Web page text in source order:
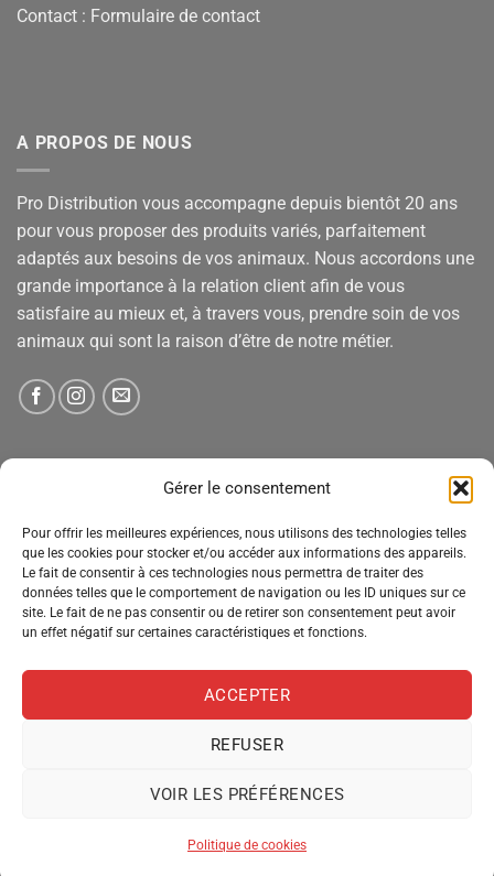
Gérer le consentement
Pour offrir les meilleures expériences, nous utilisons des technologies telles
que les cookies pour stocker et/ou accéder aux informations des appareils.
Le fait de consentir à ces technologies nous permettra de traiter des
données telles que le comportement de navigation ou les ID uniques sur ce
site. Le fait de ne pas consentir ou de retirer son consentement peut avoir
un effet négatif sur certaines caractéristiques et fonctions.
ACCEPTER
REFUSER
VOIR LES PRÉFÉRENCES
Politique de cookies
Contact : Formulaire de contact
A PROPOS DE NOUS
Pro Distribution vous accompagne depuis bientôt 20 ans
pour vous proposer des produits variés, parfaitement
adaptés aux besoins de vos animaux. Nous accordons une
grande importance à la relation client afin de vous
satisfaire au mieux et, à travers vous, prendre soin de vos
animaux qui sont la raison d’être de notre métier.
Tenez-vous informé des nouveautés, des offres spéciales
et des remises.
MENTIONS LÉGALES
CONDITIONS GÉNÉRALES DE VENTE
POLITIQUE DE CONFIDENTIALITÉ
POLITIQUE DE COOKIES
Copyright 2026 ©Pro Distribution